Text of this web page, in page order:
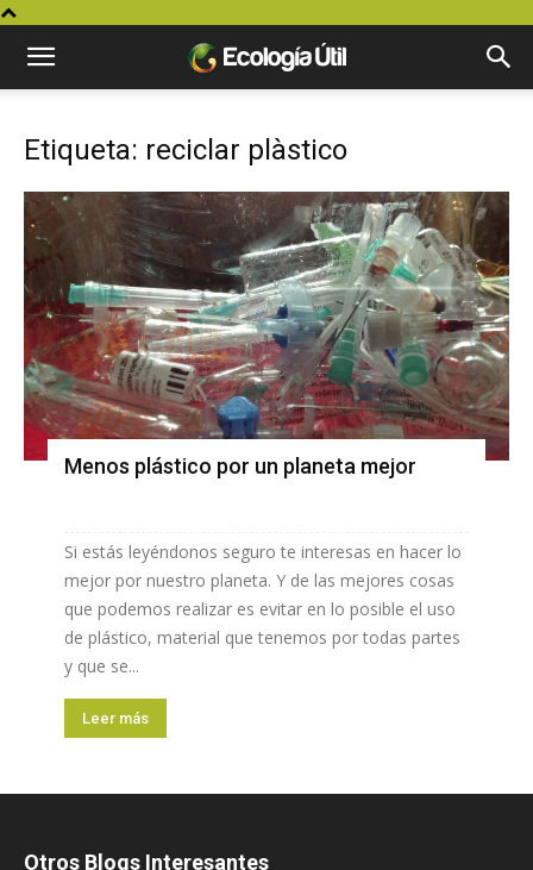
Etiqueta: reciclar plàstico
Menos plástico por un planeta mejor
Si estás leyéndonos seguro te interesas en hacer lo
mejor por nuestro planeta. Y de las mejores cosas
que podemos realizar es evitar en lo posible el uso
de plástico, material que tenemos por todas partes
y que se...
Leer más
Otros Blogs Interesantes